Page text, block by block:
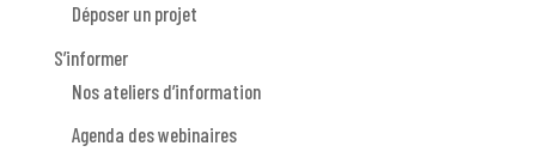
Déposer un projet
S’informer
Nos ateliers d’information
Agenda des webinaires